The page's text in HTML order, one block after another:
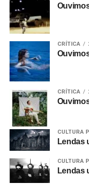
CRÍTICA
CRÍTICA
CULTURA
Lendas
CULTURA
Lendas